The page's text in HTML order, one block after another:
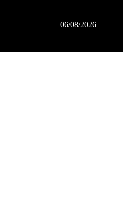
06/08/2026